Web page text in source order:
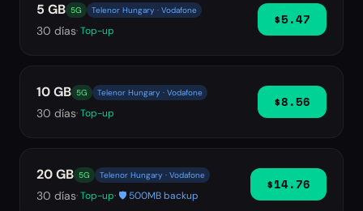
5 GB 5G Telenor Hungary · Vodafone
30 días· Top-up
$5.47
10 GB 5G Telenor Hungary · Vodafone
30 días· Top-up
$8.56
20 GB 5G Telenor Hungary · Vodafone
30 días· Top-up· 🛡️ 500MB backup
$14.76